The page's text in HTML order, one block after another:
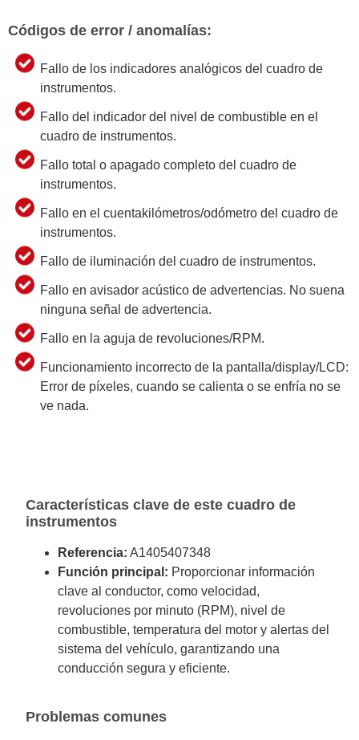
Códigos de error / anomalías:
Fallo de los indicadores analógicos del cuadro de
instrumentos.
Fallo del indicador del nivel de combustible en el
cuadro de instrumentos.
Fallo total o apagado completo del cuadro de
instrumentos.
Fallo en el cuentakilómetros/odómetro del cuadro de
instrumentos.
Fallo de iluminación del cuadro de instrumentos.
Fallo en avisador acústico de advertencias. No suena
ninguna señal de advertencia.
Fallo en la aguja de revoluciones/RPM.
Funcionamiento incorrecto de la pantalla/display/LCD:
Error de píxeles, cuando se calienta o se enfría no se
ve nada.
Características clave de este cuadro de
instrumentos
Referencia: A1405407348
Función principal: Proporcionar información
clave al conductor, como velocidad,
revoluciones por minuto (RPM), nivel de
combustible, temperatura del motor y alertas del
sistema del vehículo, garantizando una
conducción segura y eficiente.
Problemas comunes